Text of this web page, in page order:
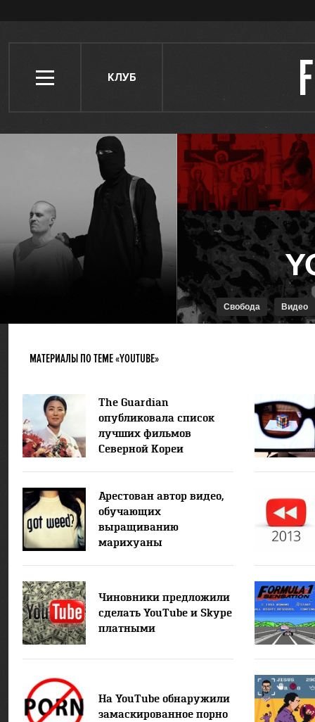
КЛУБ
Свобода Видео
МАТЕРИАЛЫ ПО ТЕМЕ «YOUTUBE»
The Guardian
опубликовала список
лучших фильмов
Северной Кореи
Арестован автор видео,
обучающих
выращиванию
марихуаны
Чиновники предложили
сделать YouTube и Skype
платными
На YouTube обнаружили
замаскированное порно